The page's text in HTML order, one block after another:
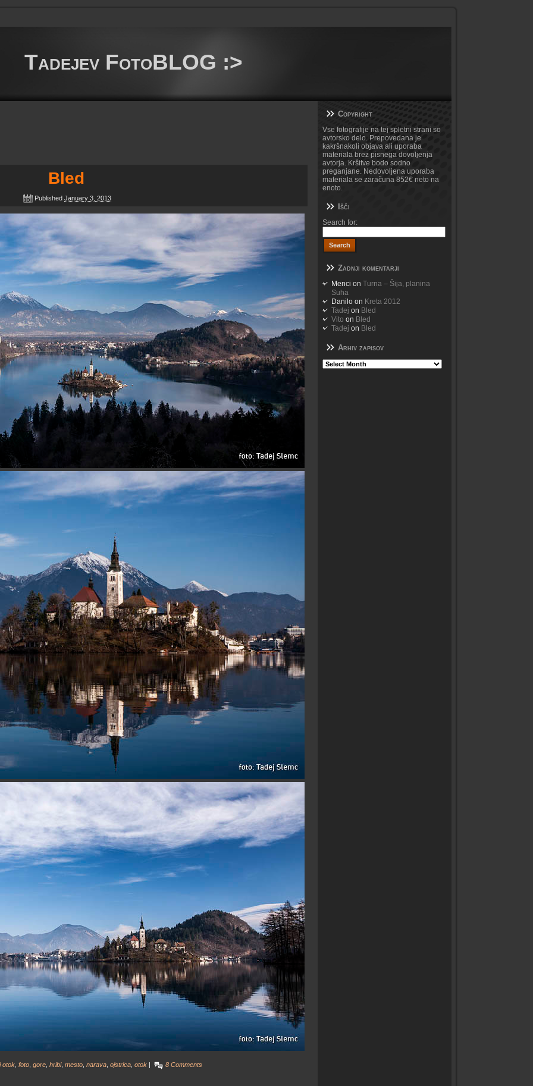
Tadejev FotoBLOG :>
Bled
Published January 3, 2013
otok, foto, gore, hribi, mesto, narava, ojstrica, otok| 8 Comments
Copyright
Vse fotografije na tej spletni strani so
avtorsko delo. Prepovedana je
kakršnakoli objava ali uporaba
materiala brez pisnega dovoljenja
avtorja. Kršitve bodo sodno
preganjane. Nedovoljena uporaba
materiala se zaračuna 852€ neto na
enoto.
Išči
Search for:
Zadnji komentarji
Menci on Turna – Šija, planina
Suha
Danilo on Kreta 2012
Tadej on Bled
Vito on Bled
Tadej on Bled
Arhiv zapisov
Arhiv
zapisov